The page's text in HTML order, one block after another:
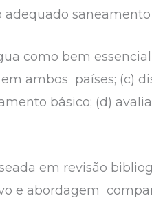
como bem
ambos países; (c)
básico; (d)
em revisão
e abordagem